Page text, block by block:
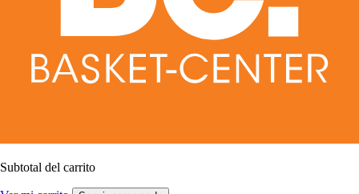
Subtotal del carrito